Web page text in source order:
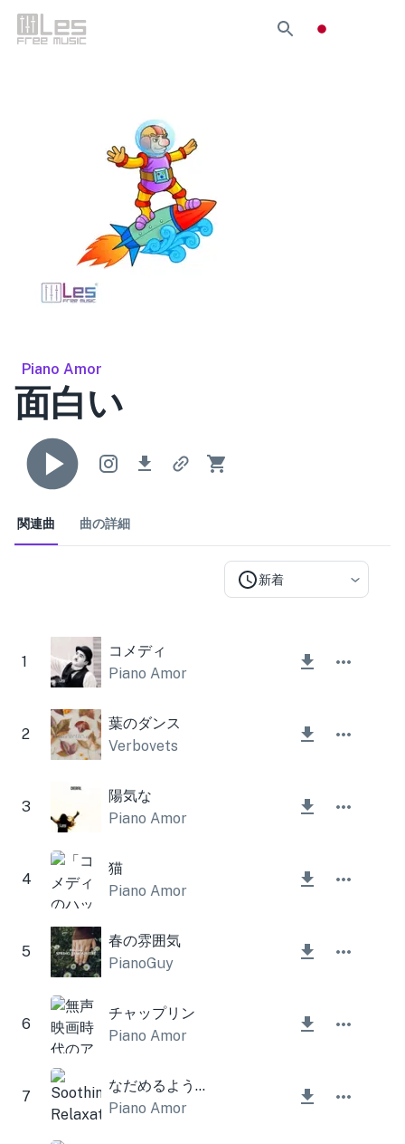
Piano Amor
面白い
関連曲 曲の詳細
新着
1
コメディ
Piano Amor
2
葉のダンス
Verbovets
3
陽気な
Piano Amor
4
猫
Piano Amor
5
春の雰囲気
PianoGuy
6
チャップリン
Piano Amor
7
なだめるようなリラクゼーション
Piano Amor